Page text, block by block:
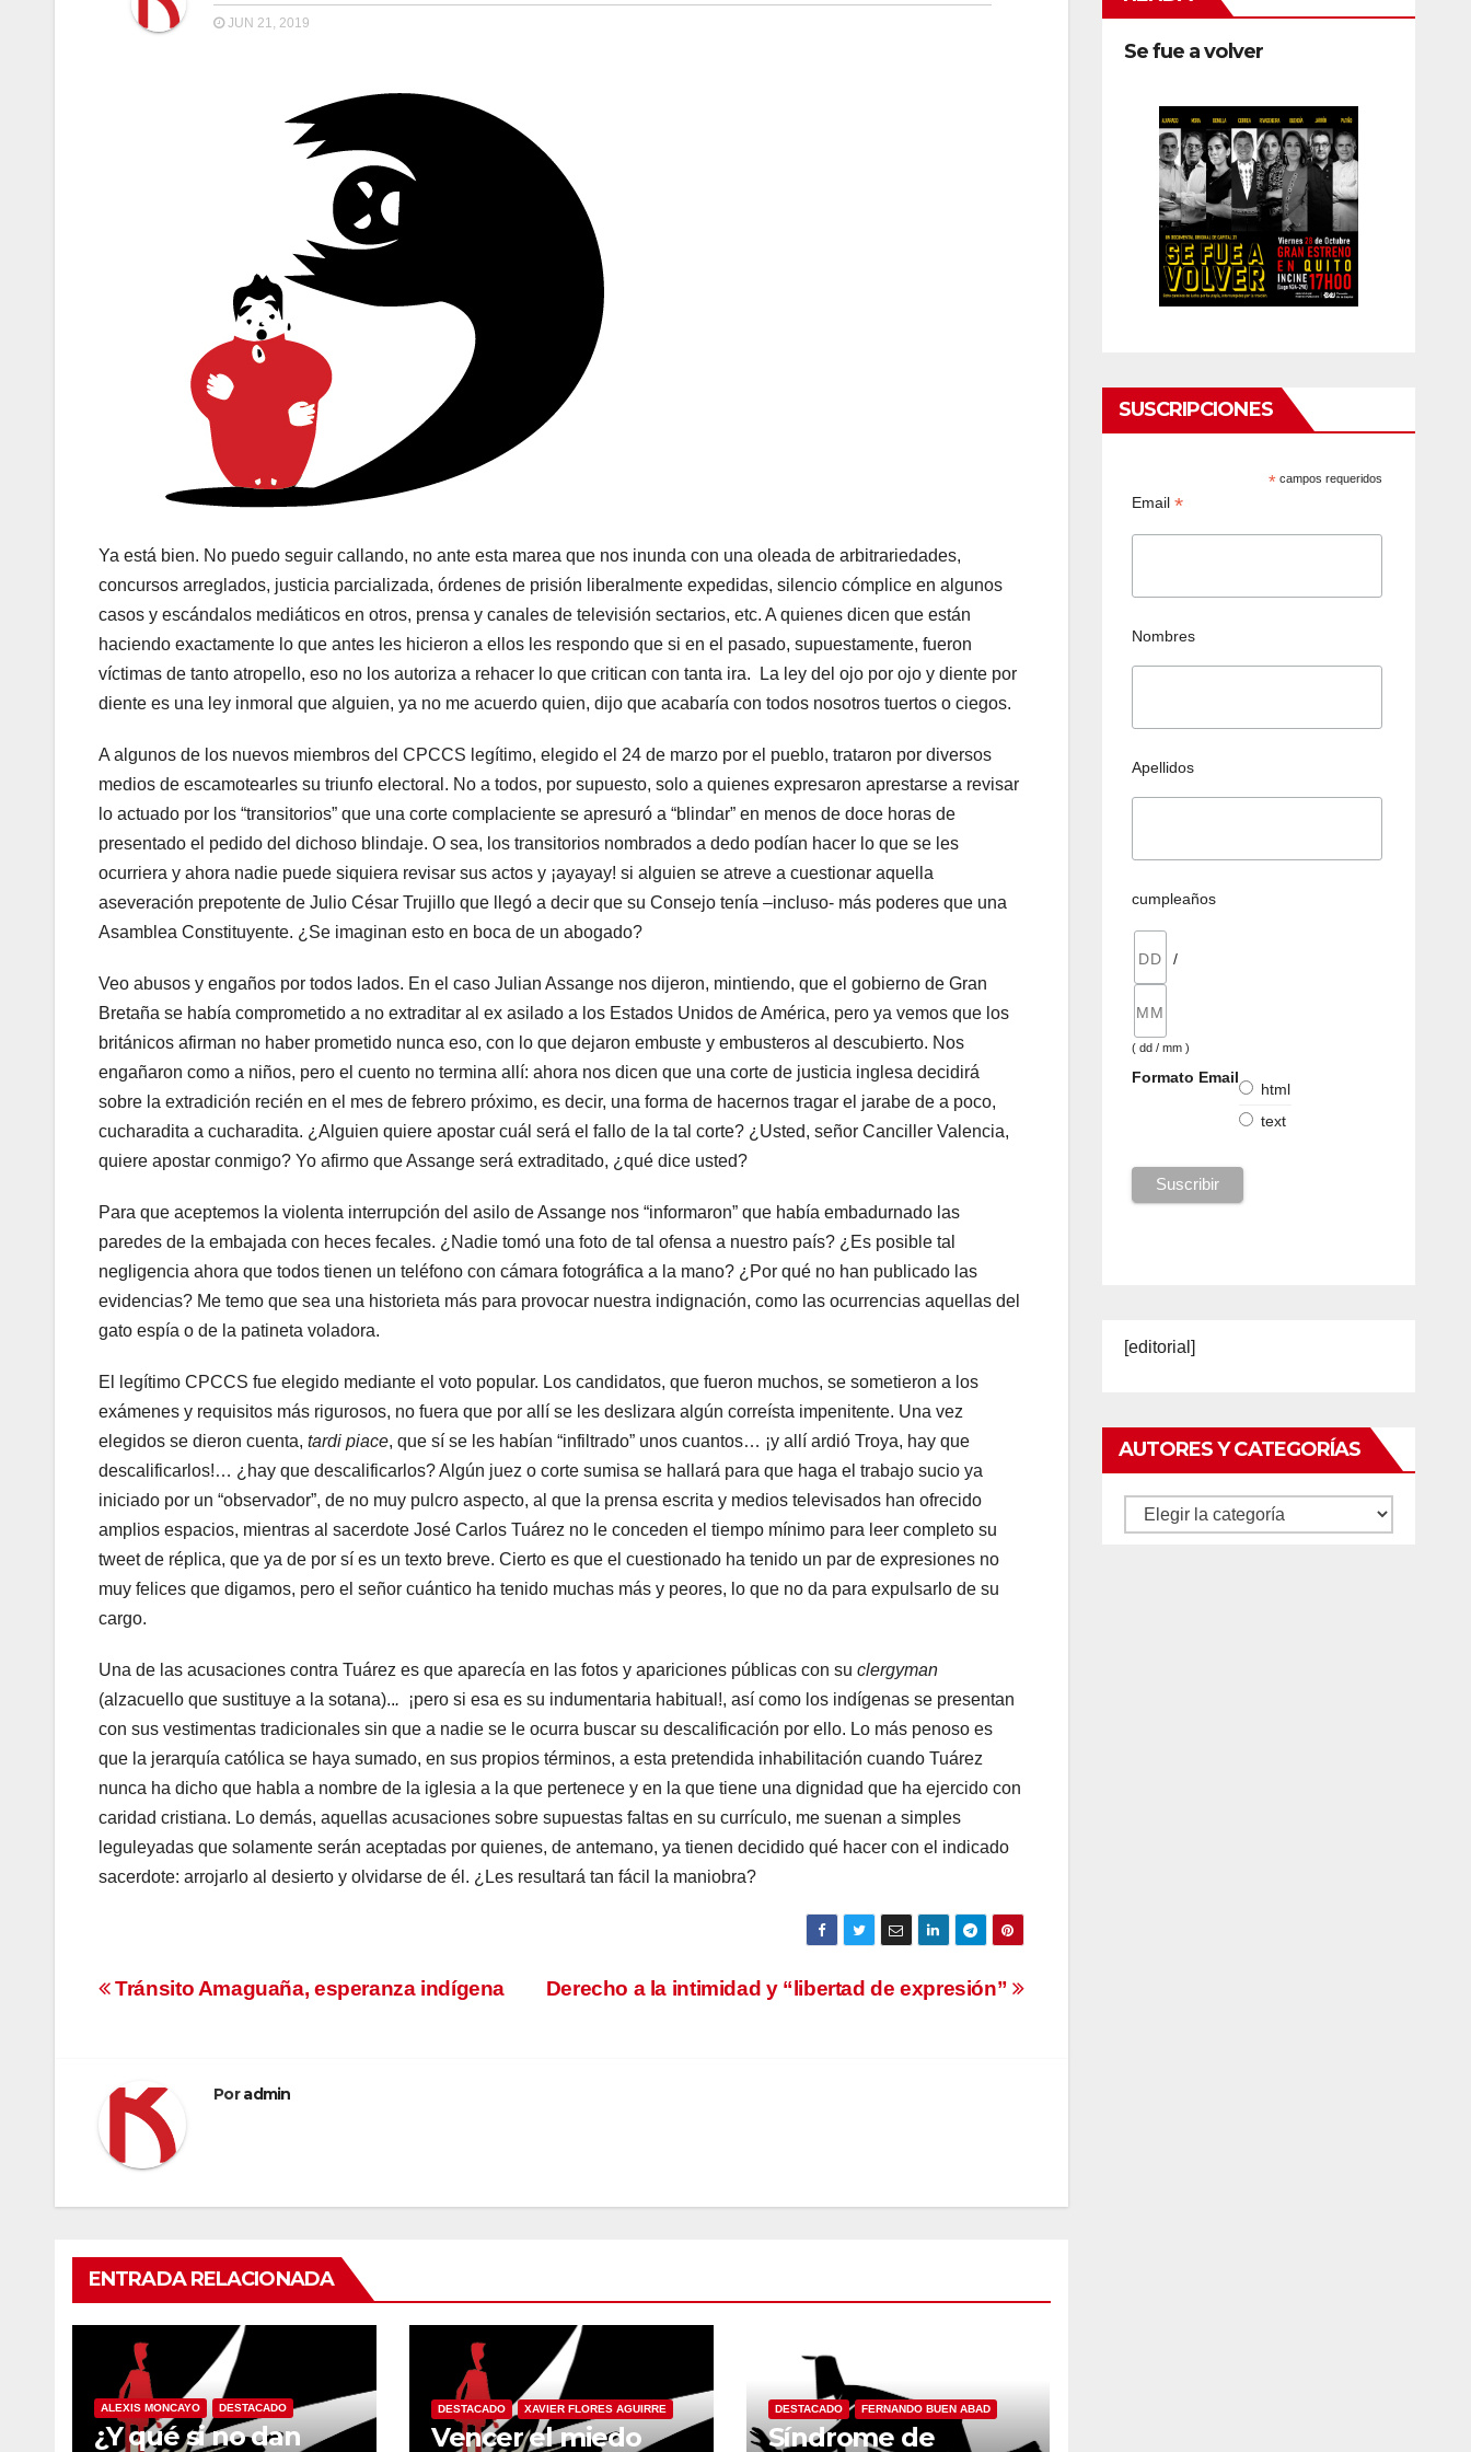
JUN 21, 2019
Ya está bien. No puedo seguir callando, no ante esta marea que nos inunda con una oleada de arbitrariedades,
concursos arreglados, justicia parcializada, órdenes de prisión liberalmente expedidas, silencio cómplice en algunos
casos y escándalos mediáticos en otros, prensa y canales de televisión sectarios, etc. A quienes dicen que están
haciendo exactamente lo que antes les hicieron a ellos les respondo que si en el pasado, supuestamente, fueron
víctimas de tanto atropello, eso no los autoriza a rehacer lo que critican con tanta ira. La ley del ojo por ojo y diente por
diente es una ley inmoral que alguien, ya no me acuerdo quien, dijo que acabaría con todos nosotros tuertos o ciegos.
A algunos de los nuevos miembros del CPCCS legítimo, elegido el 24 de marzo por el pueblo, trataron por diversos
medios de escamotearles su triunfo electoral. No a todos, por supuesto, solo a quienes expresaron aprestarse a revisar
lo actuado por los “transitorios” que una corte complaciente se apresuró a “blindar” en menos de doce horas de
presentado el pedido del dichoso blindaje. O sea, los transitorios nombrados a dedo podían hacer lo que se les
ocurriera y ahora nadie puede siquiera revisar sus actos y ¡ayayay! si alguien se atreve a cuestionar aquella
aseveración prepotente de Julio César Trujillo que llegó a decir que su Consejo tenía –incluso- más poderes que una
Asamblea Constituyente. ¿Se imaginan esto en boca de un abogado?
Veo abusos y engaños por todos lados. En el caso Julian Assange nos dijeron, mintiendo, que el gobierno de Gran
Bretaña se había comprometido a no extraditar al ex asilado a los Estados Unidos de América, pero ya vemos que los
británicos afirman no haber prometido nunca eso, con lo que dejaron embuste y embusteros al descubierto. Nos
engañaron como a niños, pero el cuento no termina allí: ahora nos dicen que una corte de justicia inglesa decidirá
sobre la extradición recién en el mes de febrero próximo, es decir, una forma de hacernos tragar el jarabe de a poco,
cucharadita a cucharadita. ¿Alguien quiere apostar cuál será el fallo de la tal corte? ¿Usted, señor Canciller Valencia,
quiere apostar conmigo? Yo afirmo que Assange será extraditado, ¿qué dice usted?
Para que aceptemos la violenta interrupción del asilo de Assange nos “informaron” que había embadurnado las
paredes de la embajada con heces fecales. ¿Nadie tomó una foto de tal ofensa a nuestro país? ¿Es posible tal
negligencia ahora que todos tienen un teléfono con cámara fotográfica a la mano? ¿Por qué no han publicado las
evidencias? Me temo que sea una historieta más para provocar nuestra indignación, como las ocurrencias aquellas del
gato espía o de la patineta voladora.
El legítimo CPCCS fue elegido mediante el voto popular. Los candidatos, que fueron muchos, se sometieron a los
exámenes y requisitos más rigurosos, no fuera que por allí se les deslizara algún correísta impenitente. Una vez
elegidos se dieron cuenta, tardi piace, que sí se les habían “infiltrado” unos cuantos… ¡y allí ardió Troya, hay que
descalificarlos!… ¿hay que descalificarlos? Algún juez o corte sumisa se hallará para que haga el trabajo sucio ya
iniciado por un “observador”, de no muy pulcro aspecto, al que la prensa escrita y medios televisados han ofrecido
amplios espacios, mientras al sacerdote José Carlos Tuárez no le conceden el tiempo mínimo para leer completo su
tweet de réplica, que ya de por sí es un texto breve. Cierto es que el cuestionado ha tenido un par de expresiones no
muy felices que digamos, pero el señor cuántico ha tenido muchas más y peores, lo que no da para expulsarlo de su
cargo.
Una de las acusaciones contra Tuárez es que aparecía en las fotos y apariciones públicas con su clergyman
(alzacuello que sustituye a la sotana)...
¡pero si esa es su indumentaria habitual!, así como los indígenas se presentan
con sus vestimentas tradicionales sin que a nadie se le ocurra buscar su descalificación por ello. Lo más penoso es
que la jerarquía católica se haya sumado, en sus propios términos, a esta pretendida inhabilitación cuando Tuárez
nunca ha dicho que habla a nombre de la iglesia a la que pertenece y en la que tiene una dignidad que ha ejercido con
caridad cristiana. Lo demás, aquellas acusaciones sobre supuestas faltas en su currículo, me suenan a simples
leguleyadas que solamente serán aceptadas por quienes, de antemano, ya tienen decidido qué hacer con el indicado
sacerdote: arrojarlo al desierto y olvidarse de él. ¿Les resultará tan fácil la maniobra?
Navegación
Derecho a la intimidad y “libertad de expresión”
Tránsito Amaguaña, esperanza indígena
Poradmin
ENTRADA RELACIONADA
ALEXIS MONCAYO DESTACADO
¿Y qué si no dan
DESTACADO XAVIER FLORES AGUIRRE
Vencer el miedo
DESTACADO FERNANDO BUEN ABAD
Síndrome de
Se fue a volver
SUSCRIPCIONES
* campos requeridos
Email *
Nombres
Apellidos
cumpleaños
/
( dd / mm )
Formato Email
html
text
[editorial]
AUTORES Y CATEGORÍAS
Autores